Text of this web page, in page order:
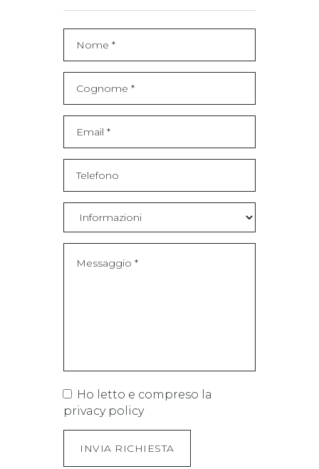
Ho letto e compreso la
privacy policy